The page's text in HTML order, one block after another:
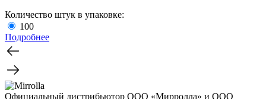
Количество штук в упаковке:
100
Подробнее
Официальный дистрибьютор ООО «Мирролла» и ООО